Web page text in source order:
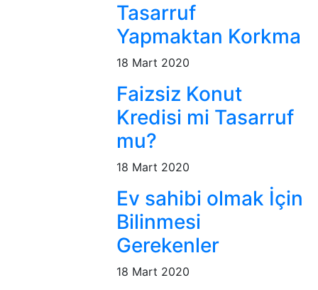
Tasarruf
Yapmaktan Korkma
18 Mart 2020
Faizsiz Konut
Kredisi mi Tasarruf
mu?
18 Mart 2020
Ev sahibi olmak İçin
Bilinmesi
Gerekenler
18 Mart 2020